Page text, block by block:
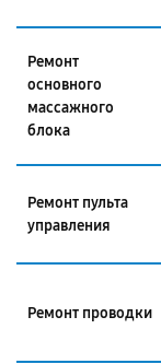
Ремонт
основного
массажного
блока
Ремонт пульта
управления
Ремонт проводки